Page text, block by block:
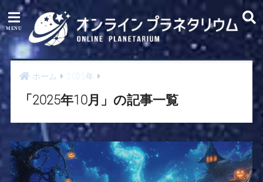
ホーム 2025年
「2025年10月」の記事一覧